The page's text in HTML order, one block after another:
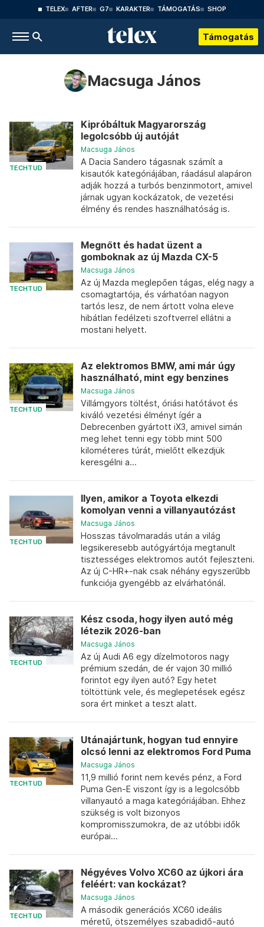
TELEX AFTER G7 KARAKTER TÁMOGATÁS SHOP
Támogatás
Macsuga János
TECHTUD
Kipróbáltuk Magyarország
legolcsóbb új autóját
Macsuga János
A Dacia Sandero tágasnak számít a
kisautók kategóriájában, ráadásul alapáron
adják hozzá a turbós benzinmotort, amivel
járnak ugyan kockázatok, de vezetési
élmény és rendes használhatóság is.
TECHTUD
Megnőtt és hadat üzent a
gomboknak az új Mazda CX-5
Macsuga János
Az új Mazda meglepően tágas, elég nagy a
csomagtartója, és várhatóan nagyon
tartós lesz, de nem ártott volna eleve
hibátlan fedélzeti szoftverrel ellátni a
mostani helyett.
TECHTUD
Az elektromos BMW, ami már úgy
használható, mint egy benzines
Macsuga János
Villámgyors töltést, óriási hatótávot és
kiváló vezetési élményt ígér a
Debrecenben gyártott iX3, amivel simán
meg lehet tenni egy több mint 500
kilométeres túrát, mielőtt elkezdjük
keresgélni a...
TECHTUD
Ilyen, amikor a Toyota elkezdi
komolyan venni a villanyautózást
Macsuga János
Hosszas távolmaradás után a világ
legsikeresebb autógyártója megtanult
tisztességes elektromos autót fejleszteni.
Az új C-HR+-nak csak néhány egyszerűbb
funkciója gyengébb az elvárhatónál.
TECHTUD
Kész csoda, hogy ilyen autó még
létezik 2026-ban
Macsuga János
Az új Audi A6 egy dízelmotoros nagy
prémium szedán, de ér vajon 30 millió
forintot egy ilyen autó? Egy hetet
töltöttünk vele, és meglepetések egész
sora ért minket a teszt alatt.
TECHTUD
Utánajártunk, hogyan tud ennyire
olcsó lenni az elektromos Ford Puma
Macsuga János
11,9 millió forint nem kevés pénz, a Ford
Puma Gen-E viszont így is a legolcsóbb
villanyautó a maga kategóriájában. Ehhez
szükség is volt bizonyos
kompromisszumokra, de az utóbbi idők
európai...
TECHTUD
Négyéves Volvo XC60 az újkori ára
feléért: van kockázat?
Macsuga János
A második generációs XC60 ideális
méretű, ötszemélyes szabadidő-autó